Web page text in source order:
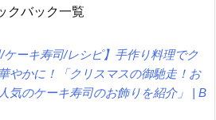
クバック一覧
ケーキ寿司/レシピ】手作り料理でク
やかに！「クリスマスの御馳走！お
気のケーキ寿司のお飾りを紹介」 | B